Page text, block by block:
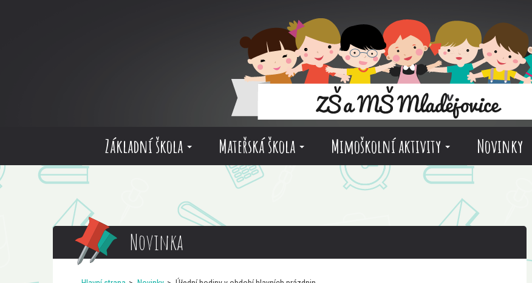
Základní škola Mateřská škola Mimoškolní aktivity Novinky
Novinka